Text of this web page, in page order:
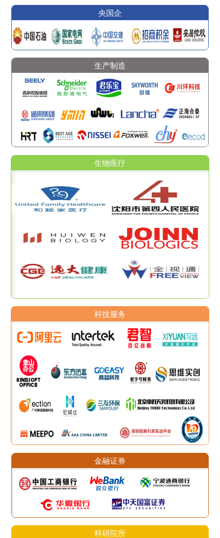
央国企
生产制造
生物医疗
科技服务
金融证券
科研院所